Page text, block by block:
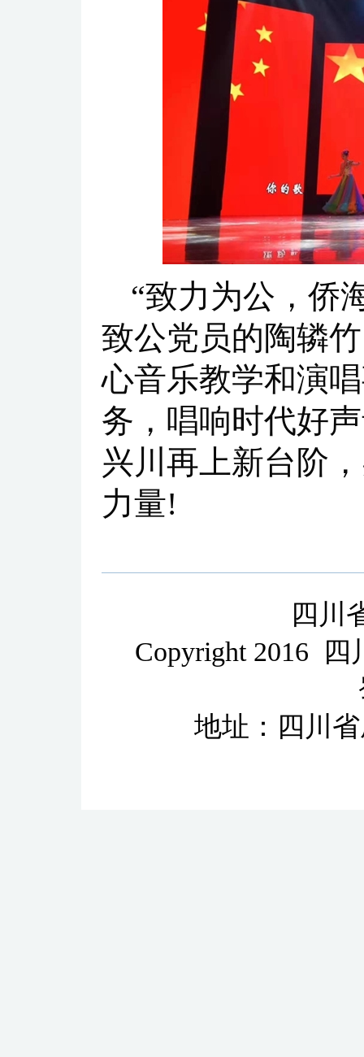
“致力为公，侨
致公党员的陶辚
心音乐教学和演
务，唱响时代好
兴川再上新台阶
力量!
四川
Copyright 2016 四
地址：四川省